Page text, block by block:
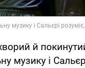
й
музику і